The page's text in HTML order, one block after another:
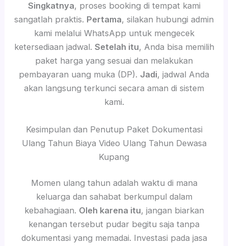
Singkatnya, proses booking di tempat kami
sangatlah praktis. Pertama, silakan hubungi admin
kami melalui WhatsApp untuk mengecek
ketersediaan jadwal. Setelah itu, Anda bisa memilih
paket harga yang sesuai dan melakukan
pembayaran uang muka (DP). Jadi, jadwal Anda
akan langsung terkunci secara aman di sistem
kami.
Kesimpulan dan Penutup Paket Dokumentasi
Ulang Tahun Biaya Video Ulang Tahun Dewasa
Kupang
Momen ulang tahun adalah waktu di mana
keluarga dan sahabat berkumpul dalam
kebahagiaan. Oleh karena itu, jangan biarkan
kenangan tersebut pudar begitu saja tanpa
dokumentasi yang memadai. Investasi pada jasa